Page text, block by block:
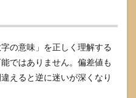
の意味」を正しく理解する
ではありません。偏差値も
えると逆に迷いが深くなり